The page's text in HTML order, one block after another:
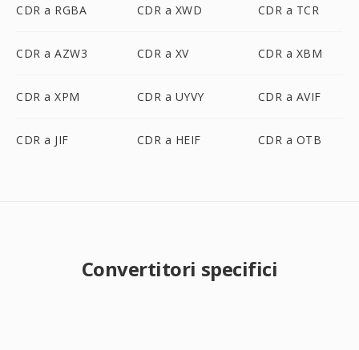
CDR a RGBA CDR a XWD CDR a TCR
CDR a AZW3 CDR a XV CDR a XBM
CDR a XPM CDR a UYVY CDR a AVIF
CDR a JIF CDR a HEIF CDR a OTB
Convertitori specifici